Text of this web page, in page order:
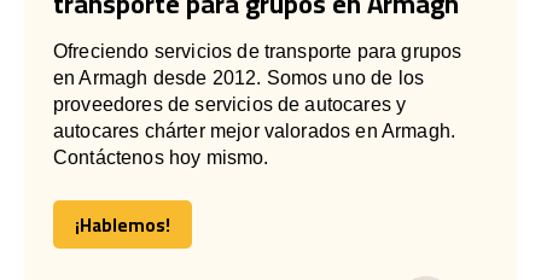
Ofreciendo servicios de transporte para grupos
en Armagh desde 2012. Somos uno de los
proveedores de servicios de autocares y
autocares chárter mejor valorados en Armagh.
Contáctenos hoy mismo.
¡Hablemos!
¡Hablemos!